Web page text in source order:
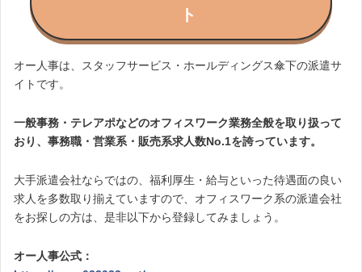
ト
オー人事は、スタッフサービス・ホールディングス傘下の派遣サ
イトです。
一般事務・テレアポなどのオフィスワーク業務全般を取り扱って
おり、事務職・営業系・販売系求人数No.1を誇っています。
大手派遣会社ならではの、福利厚生・給与といった待遇面の良い
求人を多数取り揃えていますので、オフィスワーク系の派遣会社
をお探しの方は、是非以下から登録してみましょう。
オー人事公式：